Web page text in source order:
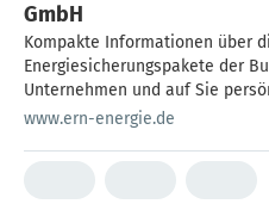
GmbH
Kompakte Informationen über
Energiesicherungspakete der
Unternehmen und auf Sie
www.ern-energie.de